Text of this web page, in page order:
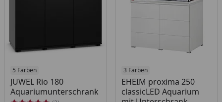
5 Farben
JUWEL Rio 180
Aquariumunterschrank
3 Farben
EHEIM proxima 250
classicLED Aquarium